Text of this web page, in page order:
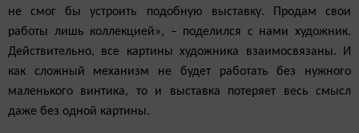
не смог бы устроить подоб­ную выставку. Продам свои
работы лишь коллекцией», – поделился с нами художник.
Действительно, все картины художника взаимосвязаны. И
как сложный механизм не будет работать без нужного
маленького винтика, то и выставка потеряет весь смысл
даже без одной картины.